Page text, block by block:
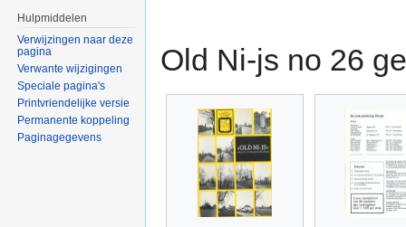
Old Ni-js no 26
Hulpmiddelen
Verwijzingen naar deze
pagina
Verwante wijzigingen
Speciale pagina's
Printvriendelijke versie
Permanente koppeling
Paginagegevens